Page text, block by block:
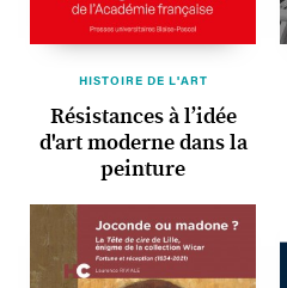
HISTOIRE DE L'ART
Résistances à l’idée
d'art moderne dans la
peinture